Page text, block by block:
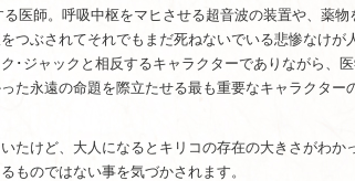
医師。呼吸中枢をマヒさせる超音波の装置や、薬
つぶされてそれでもまだ死ねないでいる悲惨なけが
･ジャックと相反するキャラクターでありながら、
た永遠の命題を際立たせる最も重要なキャラクター
たけど、大人になるとキリコの存在の大きさがわか
ものではない事を気づかされます。